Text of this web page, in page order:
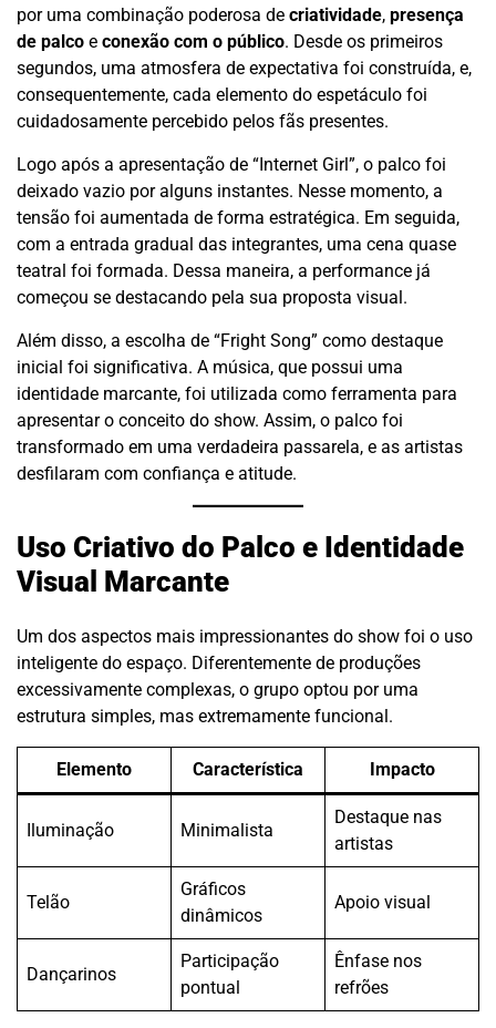
por uma combinação poderosa de criatividade, presença
de palco e conexão com o público. Desde os primeiros
segundos, uma atmosfera de expectativa foi construída, e,
consequentemente, cada elemento do espetáculo foi
cuidadosamente percebido pelos fãs presentes.
Logo após a apresentação de “Internet Girl”, o palco foi
deixado vazio por alguns instantes. Nesse momento, a
tensão foi aumentada de forma estratégica. Em seguida,
com a entrada gradual das integrantes, uma cena quase
teatral foi formada. Dessa maneira, a performance já
começou se destacando pela sua proposta visual.
Além disso, a escolha de “Fright Song” como destaque
inicial foi significativa. A música, que possui uma
identidade marcante, foi utilizada como ferramenta para
apresentar o conceito do show. Assim, o palco foi
transformado em uma verdadeira passarela, e as artistas
desfilaram com confiança e atitude.
Uso Criativo do Palco e Identidade
Visual Marcante
Um dos aspectos mais impressionantes do show foi o uso
inteligente do espaço. Diferentemente de produções
excessivamente complexas, o grupo optou por uma
estrutura simples, mas extremamente funcional.
Elemento Característica Impacto
Iluminação Minimalista
Destaque nas
artistas
Telão
Gráficos
dinâmicos
Apoio visual
Dançarinos
Participação
pontual
Ênfase nos
refrões